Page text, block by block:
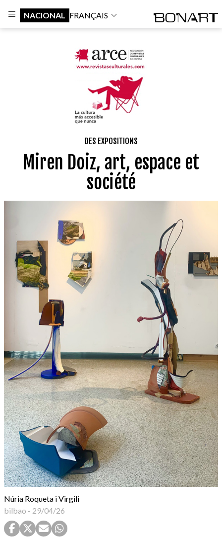
NACIONAL FRANÇAIS
DES EXPOSITIONS
Miren Doiz, art, espace et
société
Núria Roqueta i Virgili
bilbao - 29/04/26